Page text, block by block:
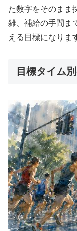
た数字をそのまま
雑、補給の手間ま
える目標になりま
目標タイム